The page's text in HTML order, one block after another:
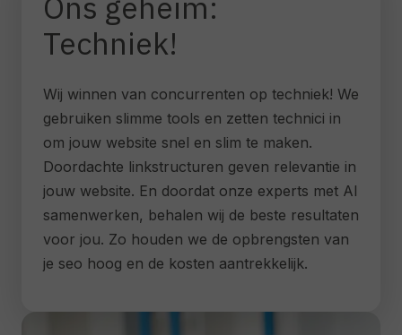
Techniek!
Wij winnen van concurrenten op techniek! We
gebruiken slimme tools en zetten technici in
om jouw website snel en slim te maken.
Doordachte linkstructuren geven relevantie in
jouw website. En doordat onze experts met AI
samenwerken, behalen wij de beste resultaten
voor jou. Zo houden we de opbrengsten van
je seo hoog en de kosten aantrekkelijk.